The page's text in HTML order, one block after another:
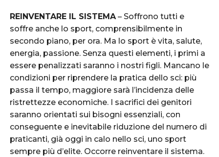
REINVENTARE IL SISTEMA– Soffrono tutti e
soffre anche lo sport, comprensibilmente in
secondo piano, per ora. Ma lo sport è vita, salute,
energia, passione. Senza questi elementi, i primi a
essere penalizzati saranno i nostri figli. Mancano le
condizioni per riprendere la pratica dello sci: più
passa il tempo, maggiore sarà l’incidenza delle
ristrettezze economiche. I sacrifici dei genitori
saranno orientati sui bisogni essenziali, con
conseguente e inevitabile riduzione del numero di
praticanti, già oggi in calo nello sci, uno sport
sempre più d’elite. Occorre reinventare il sistema.